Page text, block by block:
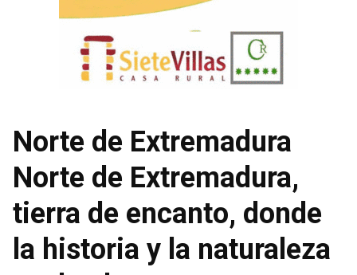
Norte de Extremadura
Norte de Extremadura,
tierra de encanto, donde
la historia y la naturaleza